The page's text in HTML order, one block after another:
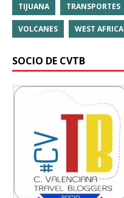
TIJUANA TRANSPORTES
VOLCANES WEST AFRICA
SOCIO DE CVTB